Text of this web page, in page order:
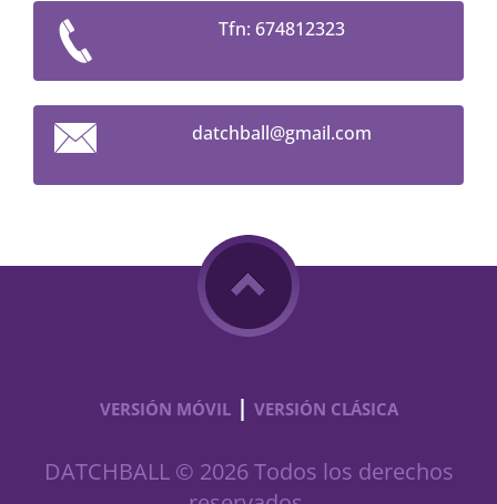
Tfn: 674812323
datchball@gmail.com
VERSIÓN MÓVIL | VERSIÓN CLÁSICA
DATCHBALL © 2026 Todos los derechos